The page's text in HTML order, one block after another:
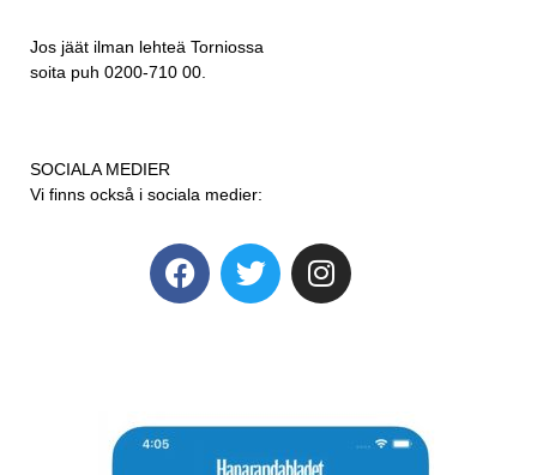
Jos jäät ilman lehteä Torniossa
soita puh 0200-710 00.
SOCIALA MEDIER
Vi finns också i sociala medier: